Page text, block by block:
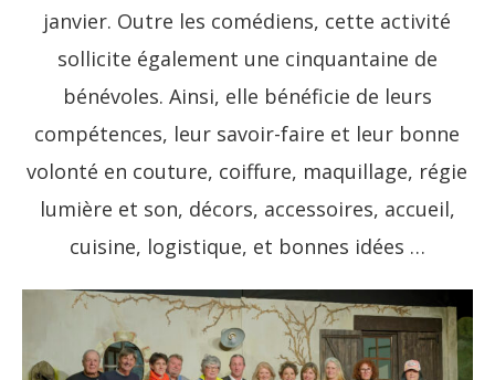
janvier. Outre les comédiens, cette activité
sollicite également une cinquantaine de
bénévoles. Ainsi, elle bénéficie de leurs
compétences, leur savoir-faire et leur bonne
volonté en couture, coiffure, maquillage, régie
lumière et son, décors, accessoires, accueil,
cuisine, logistique, et bonnes idées …